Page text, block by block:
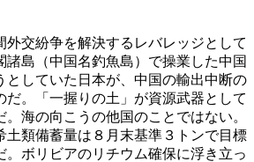
外交紛争を解決するレバレッジとして
諸島（中国名釣魚島）で操業した中国
としていた日本が、中国の輸出中断の
だ。「一握りの土」が資源武器として
海の向こうの他国のことではない。
土類備蓄量は８月末基準３トンで目標
。ボリビアのリチウム確保に浮き立っ